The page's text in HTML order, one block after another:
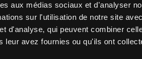
aux médias sociaux et d'analyser
sur l'utilisation de notre site
d'analyse, qui peuvent combiner
leur avez fournies ou qu'ils ont
1,10 €
5,20 €